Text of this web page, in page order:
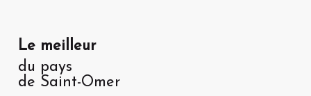
Le meilleur
du pays
de Saint-Omer